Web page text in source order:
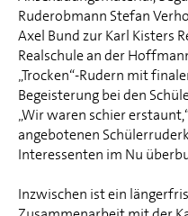
Ruderobmann Stefan
Axel Bund zur Karl Kisters
Realschule an der
„Trocken“-Rudern mit
Begeisterung bei den
„Wir waren schier
angebotenen
Interessenten im Nu
Inzwischen ist ein